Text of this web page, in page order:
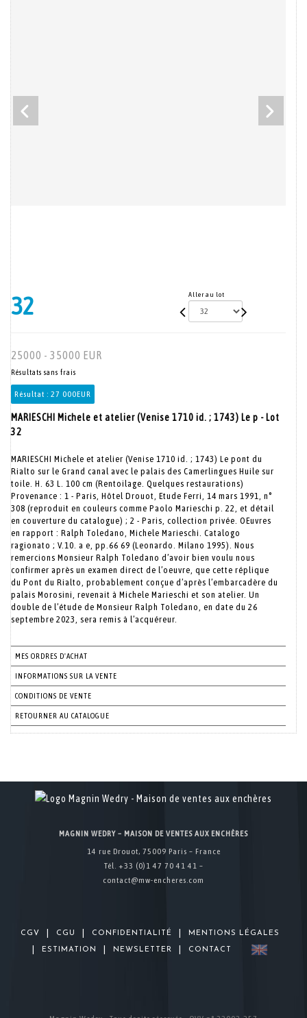
32 Aller au lot
25000 - 35000 EUR
Résultats sans frais
Résultat : 27 000EUR
MARIESCHI Michele et atelier (Venise 1710 id. ; 1743) Le p - Lot
32
MARIESCHI Michele et atelier (Venise 1710 id. ; 1743) Le pont du
Rialto sur le Grand canal avec le palais des Camerlingues Huile sur
toile. H. 63 L. 100 cm (Rentoilage. Quelques restaurations)
Provenance : 1 - Paris, Hôtel Drouot, Etude Ferri, 14 mars 1991, n°
308 (reproduit en couleurs comme Paolo Marieschi p. 22, et détail
en couverture du catalogue) ; 2 - Paris, collection privée. OEuvres
en rapport : Ralph Toledano, Michele Marieschi. Catalogo
ragionato ; V.10. a e, pp.66 69 (Leonardo. Milano 1995). Nous
remercions Monsieur Ralph Toledano d’avoir bien voulu nous
confirmer après un examen direct de l’oeuvre, que cette réplique
du Pont du Rialto, probablement conçue d’après l’embarcadère du
palais Morosini, revenait à Michele Marieschi et son atelier. Un
double de l’étude de Monsieur Ralph Toledano, en date du 26
septembre 2023, sera remis à l’acquéreur.
MES ORDRES D'ACHAT
INFORMATIONS SUR LA VENTE
CONDITIONS DE VENTE
RETOURNER AU CATALOGUE
MAGNIN WEDRY – MAISON DE VENTES AUX ENCHÈRES
14 rue Drouot, 75009 Paris – France
Tél. +33 (0)1 47 70 41 41 –
contact@mw-encheres.com
CGV CGU CONFIDENTIALITÉ MENTIONS LÉGALES
ESTIMATION NEWSLETTER CONTACT